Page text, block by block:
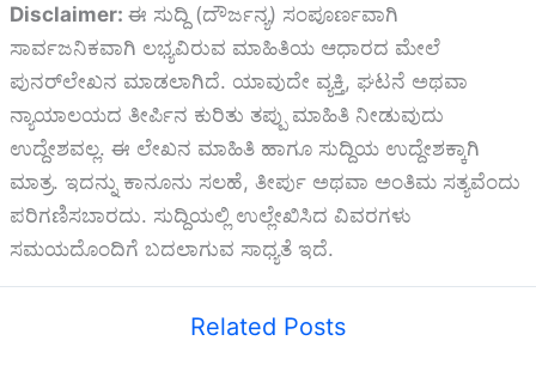
Disclaimer: ಈ ಸುದ್ದಿ (ದೌರ್ಜನ್ಯ) ಸಂಪೂರ್ಣವಾಗಿ
ಸಾರ್ವಜನಿಕವಾಗಿ ಲಭ್ಯವಿರುವ ಮಾಹಿತಿಯ ಆಧಾರದ ಮೇಲೆ
ಪುನರ್‌ಲೇಖನ ಮಾಡಲಾಗಿದೆ. ಯಾವುದೇ ವ್ಯಕ್ತಿ, ಘಟನೆ ಅಥವಾ
ನ್ಯಾಯಾಲಯದ ತೀರ್ಪಿನ ಕುರಿತು ತಪ್ಪು ಮಾಹಿತಿ ನೀಡುವುದು
ಉದ್ದೇಶವಲ್ಲ. ಈ ಲೇಖನ ಮಾಹಿತಿ ಹಾಗೂ ಸುದ್ದಿಯ ಉದ್ದೇಶಕ್ಕಾಗಿ
ಮಾತ್ರ. ಇದನ್ನು ಕಾನೂನು ಸಲಹೆ, ತೀರ್ಪು ಅಥವಾ ಅಂತಿಮ ಸತ್ಯವೆಂದು
ಪರಿಗಣಿಸಬಾರದು. ಸುದ್ದಿಯಲ್ಲಿ ಉಲ್ಲೇಖಿಸಿದ ವಿವರಗಳು
ಸಮಯದೊಂದಿಗೆ ಬದಲಾಗುವ ಸಾಧ್ಯತೆ ಇದೆ.
Related Posts